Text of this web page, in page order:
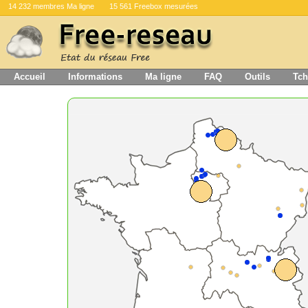
14 232 membres Ma ligne 15 561 Freebox mesurées
Accueil Informations Ma ligne FAQ Outils